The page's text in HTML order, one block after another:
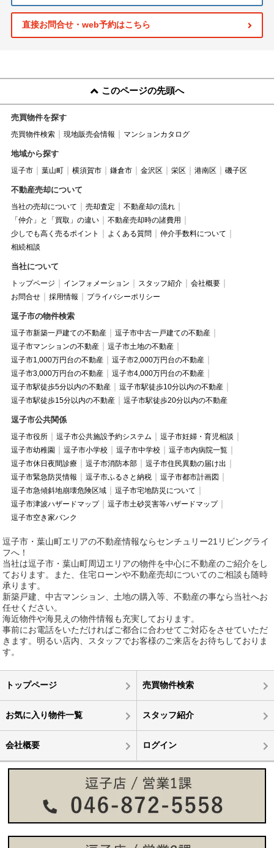
直接お問合せ・web予約はこちら
このページの先頭へ
売買物件を探す
売買物件検索 現地販売会情報 マンションカタログ
地域から探す
逗子市 葉山町 横須賀市 鎌倉市 金沢区 栄区 港南区 磯子区
不動産売却について
当社の売却について 売却査定
不動産却の流れ
「仲介」と「買取」の違い
不動産売却時の諸費用
少しでも高く売るポイント
よくある質問
仲介手数料について
相続相談
当社について
トップページ インフォメーション スタッフ紹介
会社概要
お問合せ
採用情報 プライバシーポリシー
逗子市の物件検索
逗子市新築一戸建ての不動産
逗子市中古一戸建ての不動産
逗子市マンションの不動産
逗子市土地の不動産
逗子市1,000万円台の不動産
逗子市2,000万円台の不動産
逗子市3,000万円台の不動産
逗子市4,000万円台の不動産
逗子市駅徒歩5分以内の不動産
逗子市駅徒歩10分以内の不動産
逗子市駅徒歩15分以内の不動産
逗子市駅徒歩20分以内の不動産
逗子市公共関係
逗子市役所 逗子市公共施設予約システム
逗子市妊婦・育児相談
逗子市幼稚園
逗子市小学校 逗子市中学校
逗子市内病院一覧
逗子市休日夜間診療
逗子市消防本部
逗子市住民異動の届け出
逗子市緊急防災情報
逗子市ふるさと納税
逗子市都市計画図
逗子市急傾斜地崩壊危険区域
逗子市宅地防災について
逗子市津波ハザードマップ
逗子市土砂災害等ハザードマップ
逗子市空き家バンク
逗子市・葉山町エリアの不動産情報ならセンチュリー21リビングライ
フへ！
当社は逗子市・葉山町周辺エリアの物件を中心に不動産のご紹介をし
ております。また、住宅ローンや不動産売却についてのご相談も随時
承ります。
新築戸建、中古マンション、土地の購入等、不動産の事なら当社へお
任せください。
海近物件や海見えの物件情報も充実しております。
事前にお電話をいただければご都合に合わせてご対応をさせていただ
きます。明るい店内、スタッフでお客様のご来店をお待ちしておりま
す。
トップページ 売買物件検索
お気に入り物件一覧 スタッフ紹介
会社概要 ログイン